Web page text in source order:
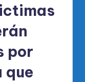
por
que